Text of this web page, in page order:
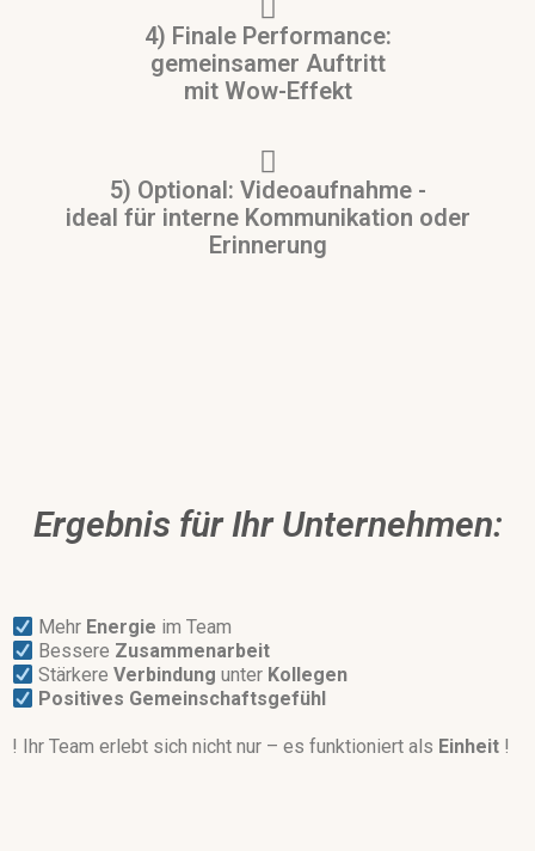
4) Finale Performance:
gemeinsamer Auftritt
mit Wow-Effekt
5) Optional: Videoaufnahme -
ideal für interne Kommunikation oder
Erinnerung
Ergebnis für Ihr Unternehmen:
Mehr Energie im Team
Bessere Zusammenarbeit
StärkereVerbindung unter Kollegen
Positives Gemeinschaftsgefühl
! Ihr Team erlebt sich nicht nur – es funktioniert als Einheit !